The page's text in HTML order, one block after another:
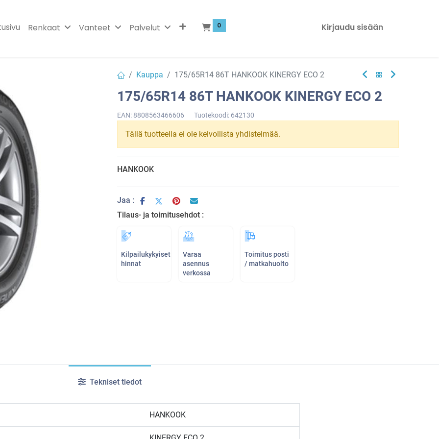
Renkaat Vanteet Palvelut 0 Kirjaudu sisään
Kauppa 175/65R14 86T HANKOOK KINERGY ECO 2
175/65R14 86T HANKOOK KINERGY ECO 2
EAN: 8808563466606 Tuotekoodi: 642130
Tällä tuotteella ei ole kelvollista yhdistelmää.
HANKOOK
Jaa :
Tilaus- ja toimitusehdot :
Kilpailukykyiset
hinnat
Varaa
asennus
verkossa
Toimitus posti
/ matkahuolto
Tekniset tiedot
HANKOOK